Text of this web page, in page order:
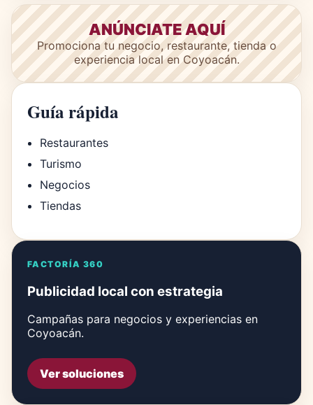
ANÚNCIATE AQUÍ
Promociona tu negocio, restaurante, tienda o
experiencia local en Coyoacán.
Guía rápida
Restaurantes
Turismo
Negocios
Tiendas
FACTORÍA 360
Publicidad local con estrategia
Campañas para negocios y experiencias en
Coyoacán.
Ver soluciones